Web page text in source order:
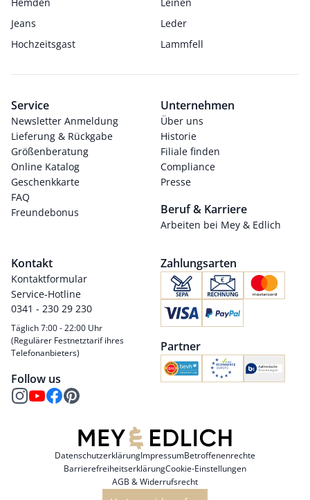
Jeans
Leder
Hochzeitsgast
Lammfell
Service
Newsletter Anmeldung
Lieferung & Rückgabe
Größenberatung
Online Katalog
Geschenkkarte
FAQ
Freundebonus
Unternehmen
Über uns
Historie
Filiale finden
Compliance
Presse
Beruf & Karriere
Arbeiten bei Mey & Edlich
Kontakt
Kontaktformular
Service-Hotline
0341 - 230 29 230
Täglich 7:00 - 22:00 Uhr
(Regulärer Festnetztarif ihres
Telefonanbieters)
Follow us
Zahlungsarten
Partner
DatenschutzerklärungImpressumBetroffenenrechte
BarrierefreiheitserklärungCookie-Einstellungen
AGB & Widerrufsrecht